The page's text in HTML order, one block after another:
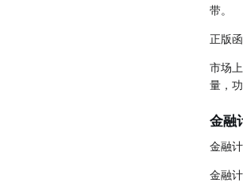
带。
正版
市场
量，
金融
金融
金融